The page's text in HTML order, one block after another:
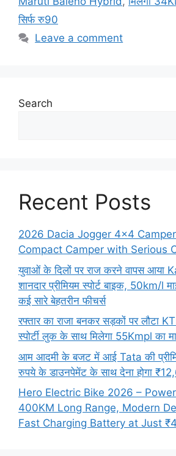
सिर्फ रु90
Leave a comment
Search
Recent Posts
2026 Dacia Jogger 4×4
Compact Camper with Serious
युवाओं के दिलों पर राज करने वापस आया
शानदार प्रीमियम स्पोर्ट बाइक, 50km/l
कई सारे बेहतरीन फीचर्स
रफ्तार का राजा बनकर सड़कों पर लौटा
स्पोर्टी लुक के साथ मिलेगा 55Kmpl का
आम आदमी के बजट में आई Tata की
रुपये के डाउनपेमेंट के साथ देना होगा
Hero Electric Bike 2026 –
400KM Long Range, Modern
Fast Charging Battery at Just